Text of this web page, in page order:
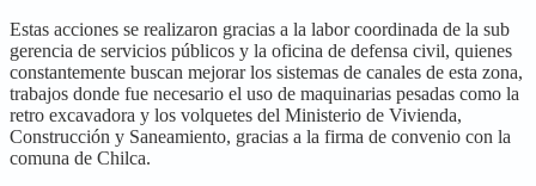
Estas acciones se realizaron gracias a la labor coordinada de la sub
gerencia de servicios públicos y la oficina de defensa civil, quienes
constantemente buscan mejorar los sistemas de canales de esta zona,
trabajos donde fue necesario el uso de maquinarias pesadas como la
retro excavadora y los volquetes del Ministerio de Vivienda,
Construcción y Saneamiento, gracias a la firma de convenio con la
comuna de Chilca.